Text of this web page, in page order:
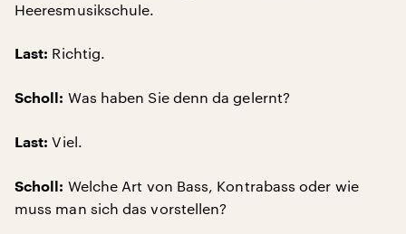
Heeresmusikschule.
Last: Richtig.
Scholl: Was haben Sie denn da gelernt?
Last: Viel.
Scholl: Welche Art von Bass, Kontrabass oder wie
muss man sich das vorstellen?